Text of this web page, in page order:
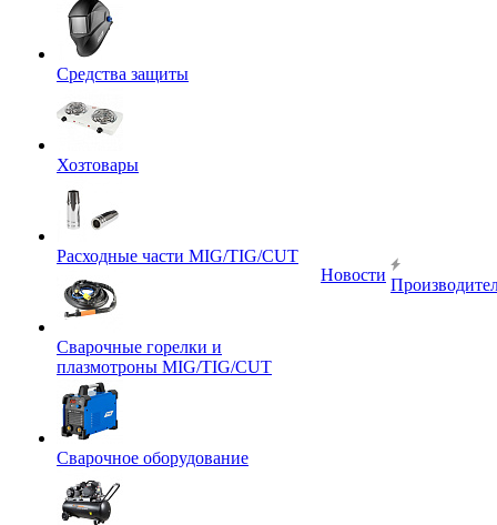
Средства защиты
Хозтовары
Расходные части MIG/TIG/CUT
Сварочные горелки и
плазмотроны MIG/TIG/CUT
Сварочное оборудование
Новости